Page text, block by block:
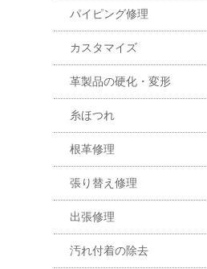
パイピング修理
カスタマイズ
革製品の硬化・変形
糸ほつれ
根革修理
張り替え修理
出張修理
汚れ付着の除去